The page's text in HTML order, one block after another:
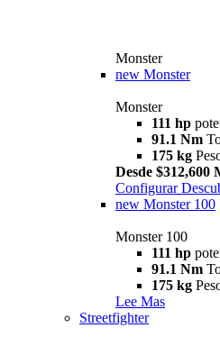
Monster
new Monster
Monster
111 hp
91.1 Nm
175 kg
Desde $312,600
Configurar
new Monster 100
Monster 100
111 hp
91.1 Nm
175 kg
Lee Mas
Streetfighter